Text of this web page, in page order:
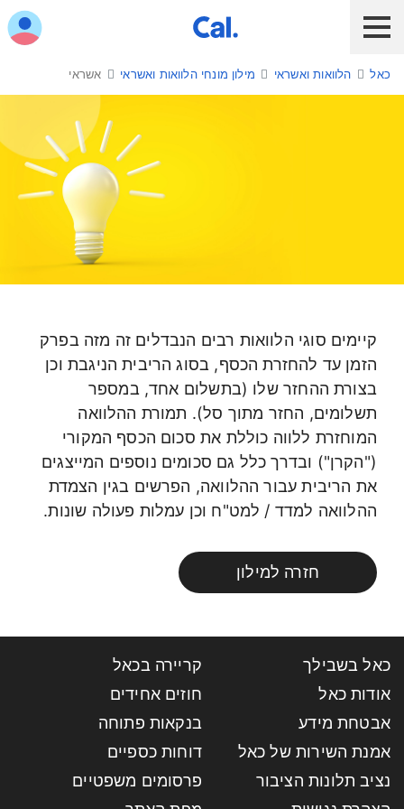
לקוח כאל לקוח Diners Club כאל לעסקים
כרטיס חדש
כאל בשבילך
כאל הלוואות ואשראי מילון מונחי הלוואות ואשראי אשראי
קיימים סוגי הלוואות רבים הנבדלים זה מזה בפרק
הזמן עד להחזרת הכסף, בסוג הריבית הניגבת וכן
בצורת ההחזר שלו (בתשלום אחד, במספר
תשלומים, החזר מתוך סל). תמורת ההלוואה
המוחזרת ללווה כוללת את סכום הכסף המקורי
("הקרן") ובדרך כלל גם סכומים נוספים המייצגים
את הריבית עבור ההלוואה, הפרשים בגין הצמדת
ההלוואה למדד / למט"ח וכן עמלות פעולה שונות.
חזרה למילון
כאל בשבילך
קריירה בכאל
אודות כאל
חוזים אחידים
אבטחת מידע
בנקאות פתוחה
אמנת השירות של כאל
דוחות כספיים
נציב תלונות הציבור
פרסומים משפטיים